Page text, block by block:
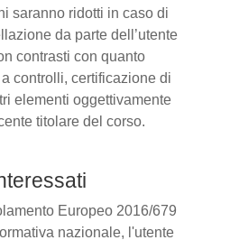
saranno ridotti in caso di
da parte dell’utente
contrasti con quanto
controlli, certificazione di
elementi oggettivamente
titolare del corso.
Europeo 2016/679
nazionale, l'utente